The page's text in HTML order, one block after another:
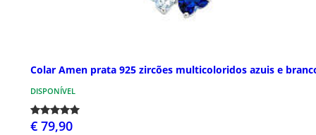
Colar Amen prata 925 zircões multicoloridos azuis e
DISPONÍVEL
€ 79,90